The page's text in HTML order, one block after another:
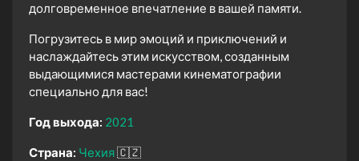
долговременное впечатление в вашей памяти.
Погрузитесь в мир эмоций и приключений и
наслаждайтесь этим искусством, созданным
выдающимися мастерами кинематографии
специально для вас!
Год выхода: 2021
Страна: Чехия🇨🇿